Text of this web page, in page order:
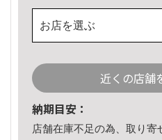
お店を選ぶ
近くの店舗
納期目安：
店舗在庫不足の為、取り寄